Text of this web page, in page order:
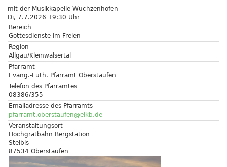
mit der Musikkapelle Wuchzenhofen
Di, 7.7.2026 19:30 Uhr
Bereich
Gottesdienste im Freien
Region
Allgäu/Kleinwalsertal
Pfarramt
Evang.-Luth. Pfarramt Oberstaufen
Telefon des Pfarramtes
08386/355
Emailadresse des Pfarramts
pfarramt.oberstaufen@elkb.de
Veranstaltungsort
Hochgratbahn Bergstation
Steibis
87534 Oberstaufen